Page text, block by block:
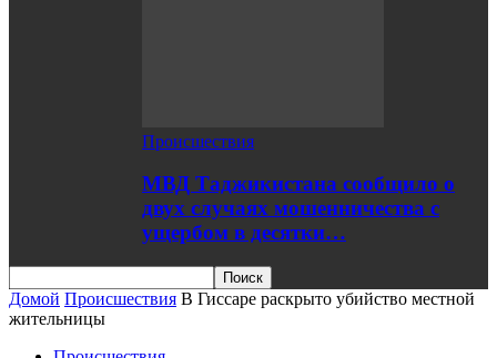
Происшествия
МВД Таджикистана сообщило о
двух случаях мошенничества с
ущербом в десятки…
Домой Происшествия В Гиссаре раскрыто убийство местной
жительницы